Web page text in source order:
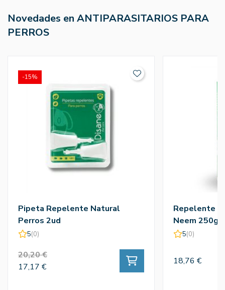
Novedades en ANTIPARASITARIOS PARA
PERROS
Pipeta Repelente Natural
Perros 2ud
5(0)
20,20 €
17,17 €
-15%
Repelente
Neem 250g
5(0)
18,76 €